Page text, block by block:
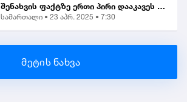
შენახვის ფაქტზე ერთი პირი დააკავეს |
საგამოძიებო
სამართალი • 23 აპრ. 2025 • 7:30
მეტის ნახვა